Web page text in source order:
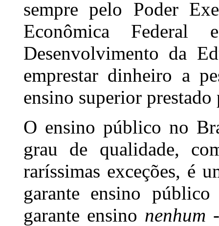
sempre pelo Poder
Econômica
Desenvolvimento da
emprestar dinheiro a
ensino superior
O ensino público no
grau de qualidade,
raríssimas exceções, é
garante ensino
garante ensino nenhum